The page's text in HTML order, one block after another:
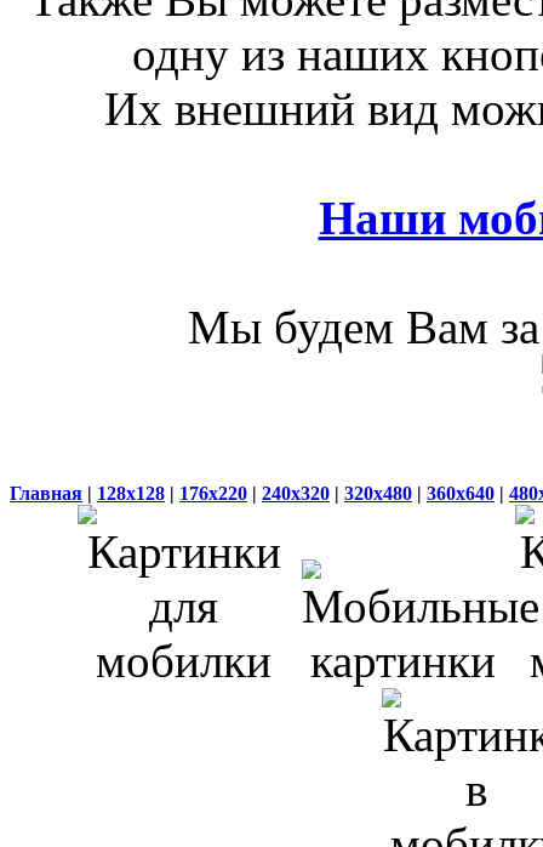
одну из наших
Их внешний вид
Наши
Мы будем Вам за
Главная | 128x128 | 176x220 | 240x320 | 320x480 | 360x640 |